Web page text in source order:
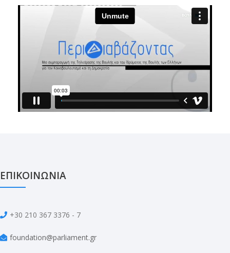
ΕΠΙΚΟΙΝΩΝΙΑ
+30 210 367 3376 - 7
foundation@parliament.gr